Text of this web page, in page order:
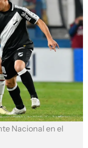
Nacional en el